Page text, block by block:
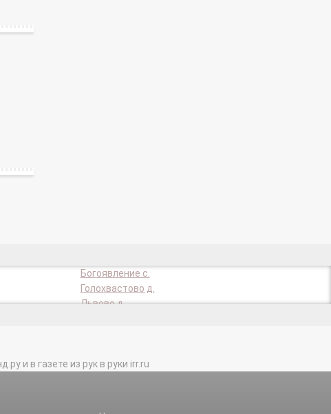
Богоявление с.
Голохвастово д.
Львово д.
Юрьевка д.
и в газете из рук в руки irr.ru